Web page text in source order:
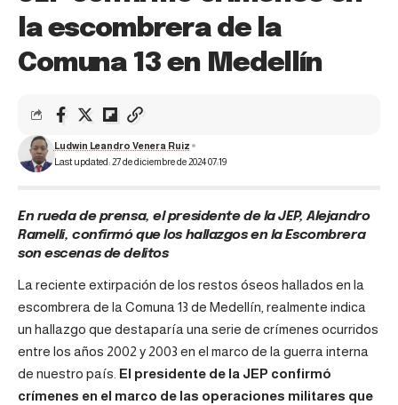
la escombrera de la
Comuna 13 en Medellín
Last updated: 27 de diciembre de 2024 07:19
Ludwin Leandro Venera Ruiz
En rueda de prensa, el presidente de la JEP, Alejandro
Ramelli, confirmó que los hallazgos en la Escombrera
son escenas de delitos
La reciente extirpación de los restos óseos hallados en la
escombrera de la Comuna 13 de Medellín, realmente indica
un hallazgo que destaparía una serie de crímenes ocurridos
entre los años 2002 y 2003 en el marco de la guerra interna
de nuestro país. El presidente de la JEP confirmó
crímenes en el marco de las operaciones militares que